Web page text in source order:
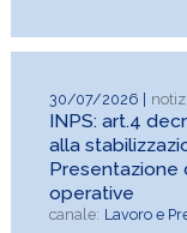
30/07/2026
INPS: art.4
alla
Presentazione
operative
Lavoro e